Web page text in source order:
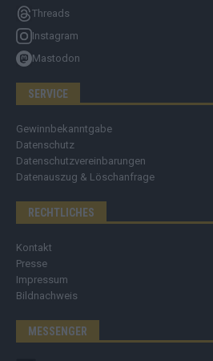
Threads
Instagram
Mastodon
SERVICE
Gewinnbekanntgabe
Datenschutz
Datenschutzvereinbarungen
Datenauszug & Löschanfrage
RECHTLICHES
Kontakt
Presse
Impressum
Bildnachweis
MESSENGER